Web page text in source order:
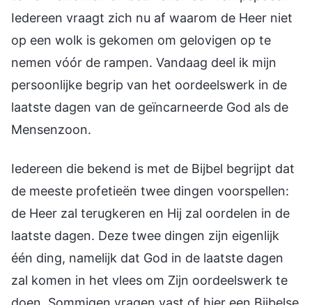
Iedereen vraagt zich nu af waarom de Heer niet
op een wolk is gekomen om gelovigen op te
nemen vóór de rampen. Vandaag deel ik mijn
persoonlijke begrip van het oordeelswerk in de
laatste dagen van de geïncarneerde God als de
Mensenzoon.
Iedereen die bekend is met de Bijbel begrijpt dat
de meeste profetieën twee dingen voorspellen:
de Heer zal terugkeren en Hij zal oordelen in de
laatste dagen. Deze twee dingen zijn eigenlijk
één ding, namelijk dat God in de laatste dagen
zal komen in het vlees om Zijn oordeelswerk te